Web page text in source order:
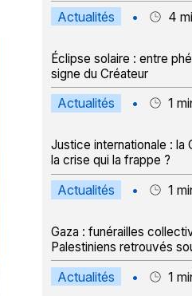
Actualités • 4
Éclipse solaire : entre
signe du Créateur
Actualités • 1
Justice internationale : la
la crise qui la frappe ?
Actualités • 1
Gaza : funérailles
Palestiniens retrouvés
Actualités • 1